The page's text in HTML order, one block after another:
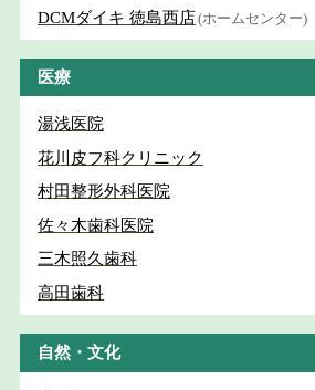
DCMダイキ 徳島西店(ホームセンター)
医療
湯浅医院
花川皮フ科クリニック
村田整形外科医院
佐々木歯科医院
三木照久歯科
高田歯科
自然・文化